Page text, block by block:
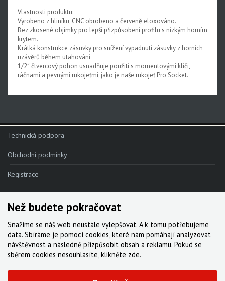
Montážní stojany
Sety nářadí
Dílenské vybavení
Vlastnosti produktu:
Vyrobeno z hliníku, CNC obrobeno a červeně eloxováno.
Bez zkosené objímky pro lepší přizpůsobení profilu s nízkým horním
krytem.
Krátká konstrukce zásuvky pro snížení vypadnutí zásuvky z horních
uzávěrů během utahování
1/2˝ čtvercový pohon usnadňuje použití s momentovými klíči,
ráčnami a pevnými rukojeťmi, jako je naše rukojeť Pro Socket.
Technická podpora
Obchodní podmínky
Registrace
Reklamace
Kde nakoupit
Kontakt
Servis
Ke stažení
Než budete pokračovat
Snažíme se náš web neustále vylepšovat. A k tomu potřebujeme
data. Sbíráme je pomocí cookies, které nám pomáhají analyzovat
návštěvnost a následně přizpůsobit obsah a reklamu. Pokud se
sběrem cookies nesouhlasíte, klikněte zde.